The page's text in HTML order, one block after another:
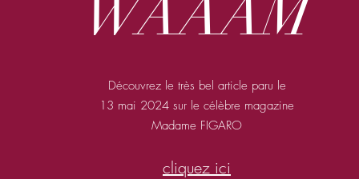
WAAAM
Découvrez le très bel article paru le
13 mai 2024 sur le célèbre magazine
Madame FIGARO
cliquez ici